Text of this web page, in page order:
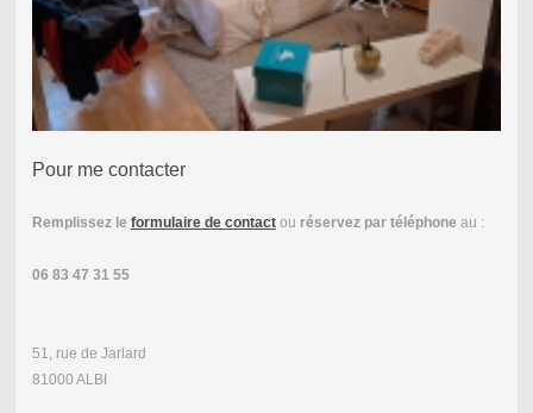
Pour me contacter
Remplissez le formulaire de contactou réservez par téléphone au :
06 83 47 31 55
51, rue de Jarlard
81000 ALBI